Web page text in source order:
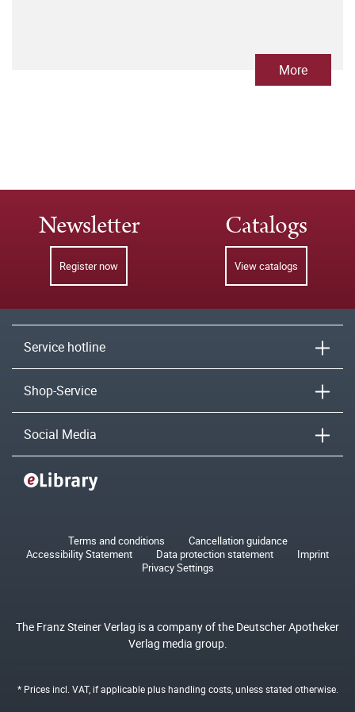
More
Newsletter
Register now
Catalogs
View catalogs
Service hotline
Shop-Service
Social Media
Terms and conditions
Cancellation guidance
Accessibility Statement
Data protection statement
Imprint
Privacy Settings
The Franz Steiner Verlag is a company of the Deutscher Apotheker
Verlag media group.
* Prices incl. VAT, if applicable plushandling costs, unless stated otherwise.